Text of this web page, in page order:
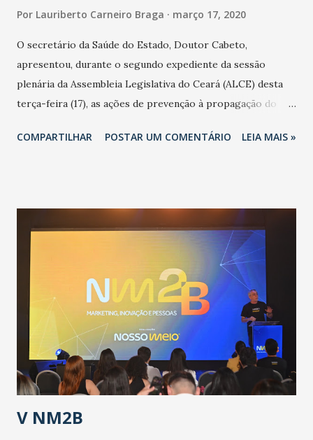
Por Lauriberto Carneiro Braga março 17, 2020
O secretário da Saúde do Estado, Doutor Cabeto,
apresentou, durante o segundo expediente da sessão
plenária da Assembleia Legislativa do Ceará (ALCE) desta
terça-feira (17), as ações de prevenção à propagação do
adotadas pelo Governo do Estado na contenção da
população suspeita e de cuidados com os ambientes
públicos e domiciliares. “Nós não estamos vivendo uma
epidemia comum, como temos em todos os anos, com
aumento de casos de dengue, influenza ou H1N1. Trata-se
de uma epidemia com um vírus diferente, com um poder de
contaminação maior que outros coronavírus”, apontou o
secretário. Segundo ele, é uma epidemia com chance de
contaminação alta, podendo gerar um grande risco à
população e ao sistema de saúde. “Precisamos saber fazer a
estratificação do risco da doença, para não so...
COMPARTILHAR POSTAR UM COMENTÁRIO LEIA MAIS »
V NM2B